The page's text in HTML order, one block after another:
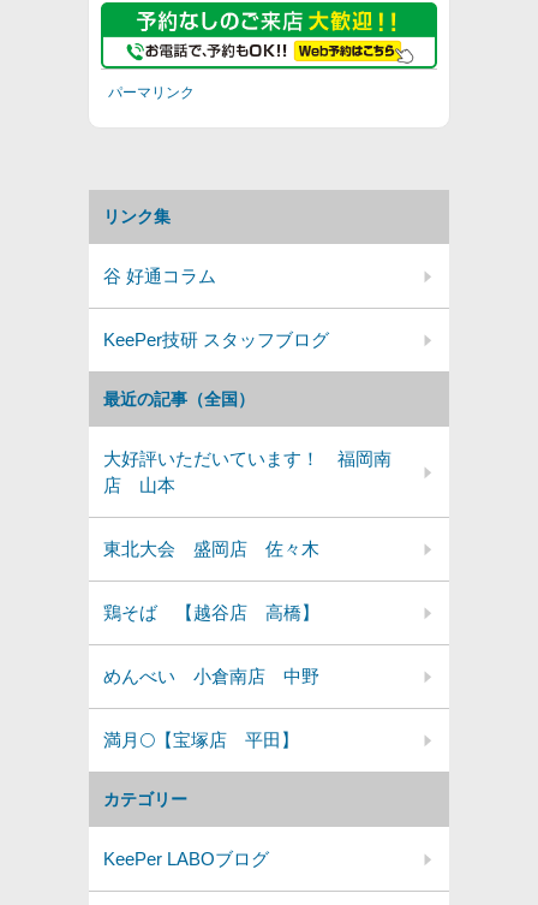
パーマリンク
カテゴリー
KeePer LABOブログ
最近の記事（全国）
大好評いただいています！ 福岡南
店 山本
東北大会 盛岡店 佐々木
鶏そば 【越谷店 高橋】
めんべい 小倉南店 中野
満月🌕️【宝塚店 平田】
リンク集
谷 好通コラム
KeePer技研 スタッフブログ